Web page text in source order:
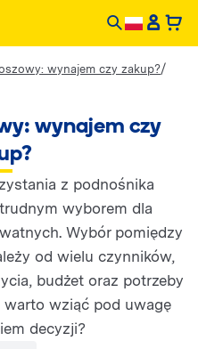
wynajem czy zakup?/
wynajem czy
z podnośnika
wyborem dla
Wybór pomiędzy
od wielu czynników,
budżet oraz potrzeby
warto wziąć pod uwagę
decyzji?